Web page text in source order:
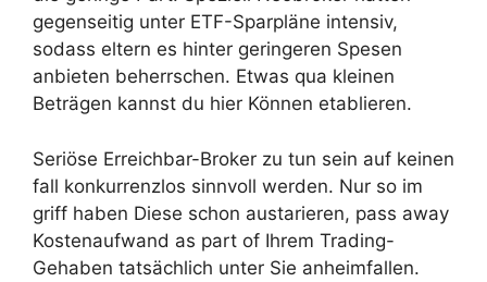
gegenseitig unter ETF-Sparpläne intensiv,
sodass eltern es hinter geringeren Spesen
anbieten beherrschen. Etwas qua kleinen
Beträgen kannst du hier Können etablieren.
Seriöse Erreichbar-Broker zu tun sein auf keinen
fall konkurrenzlos sinnvoll werden. Nur so im
griff haben Diese schon austarieren, pass away
Kostenaufwand as part of Ihrem Trading-
Gehaben tatsächlich unter Sie anheimfallen.